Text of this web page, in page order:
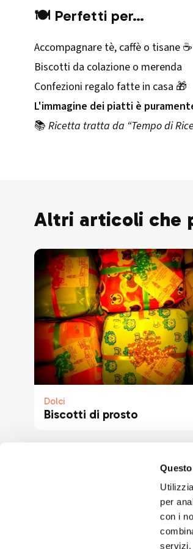
per
con i
servizi.
🍽️ Perfetti per…
Accompagnare tè, caffè o tisane ☕
Biscotti da colazione o merenda
Confezioni regalo fatte in casa 🎁
L'immagine dei piatti è
📚 Ricetta tratta da “Tempo di
Altri articoli che
Dolci
Biscotti di prosto